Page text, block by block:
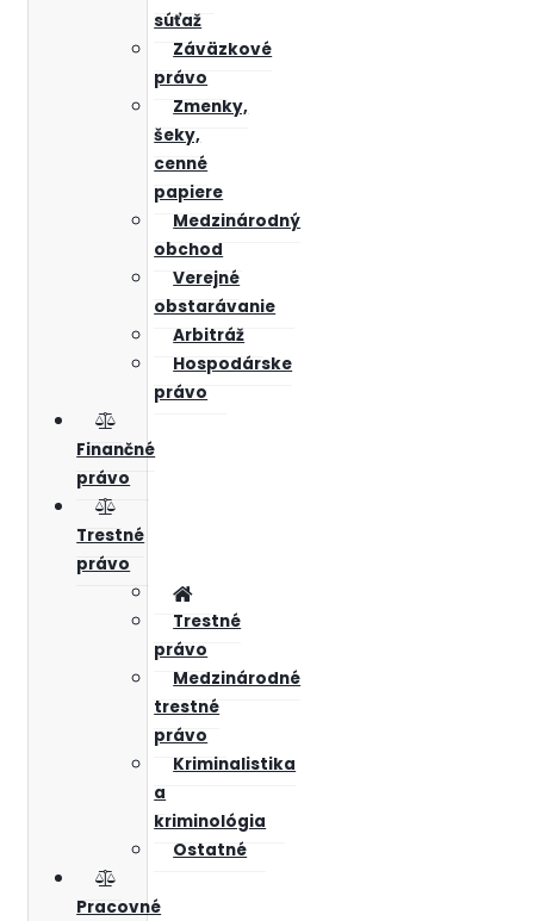
súťaž
Záväzkové
právo
Zmenky,
šeky,
cenné
papiere
Medzinárodný
obchod
Verejné
obstarávanie
Arbitráž
Hospodárske
právo
Finančné
právo
Trestné
právo
Trestné
právo
Medzinárodné
trestné
právo
Kriminalistika
a
kriminológia
Ostatné
Pracovné